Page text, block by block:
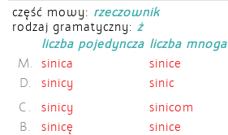
część mowy: rzeczownik
rodzaj gramatyczny: ż
liczba pojedyncza liczba mnoga
M.
sinica
sinice
D.
sinicy
sinic
C.
sinicy
sinicom
B.
sinicę
sinice